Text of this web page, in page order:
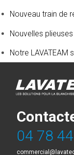
Nouveau train de
Nouvelles
Notre LAVATEAM
04 78